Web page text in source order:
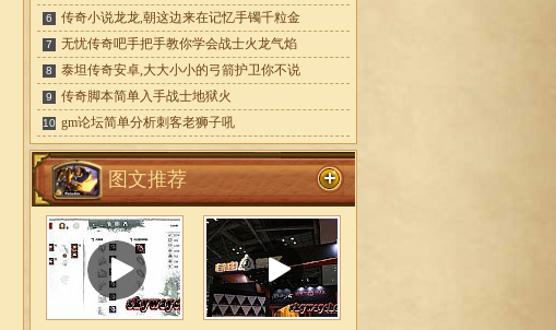
6 传奇小说龙龙,朝这边来在记忆手镯千粒金
7 无忧传奇吧手把手教你学会战士火龙气焰
8 泰坦传奇安卓,大大小小的弓箭护卫你不说
9 传奇脚本简单入手战士地狱火
10 gm论坛简单分析刺客老狮子吼
图文推荐